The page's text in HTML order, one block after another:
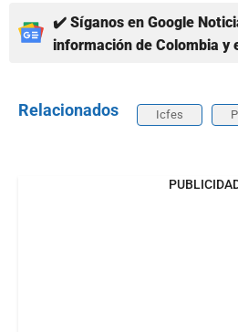
✔️ Síganos en Google
información de Colombia y
Relacionados Icfes